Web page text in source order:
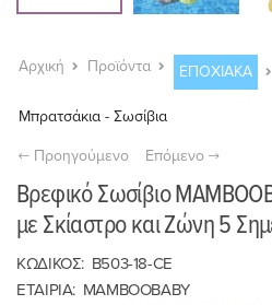
Αρχική Προϊόντα ΕΠΟΧΙΑΚΑ
Μπρατσάκια - Σωσίβια
Προηγούμενο Επόμενο
Βρεφικό Σωσίβιο
με Σκίαστρο και Ζώνη 5
ΚΩΔΙΚΟΣ: B503-18-CE
ΕΤΑΙΡΙΑ: MAMBOOBABY